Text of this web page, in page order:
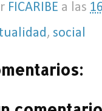
FICARIBE a las
, social